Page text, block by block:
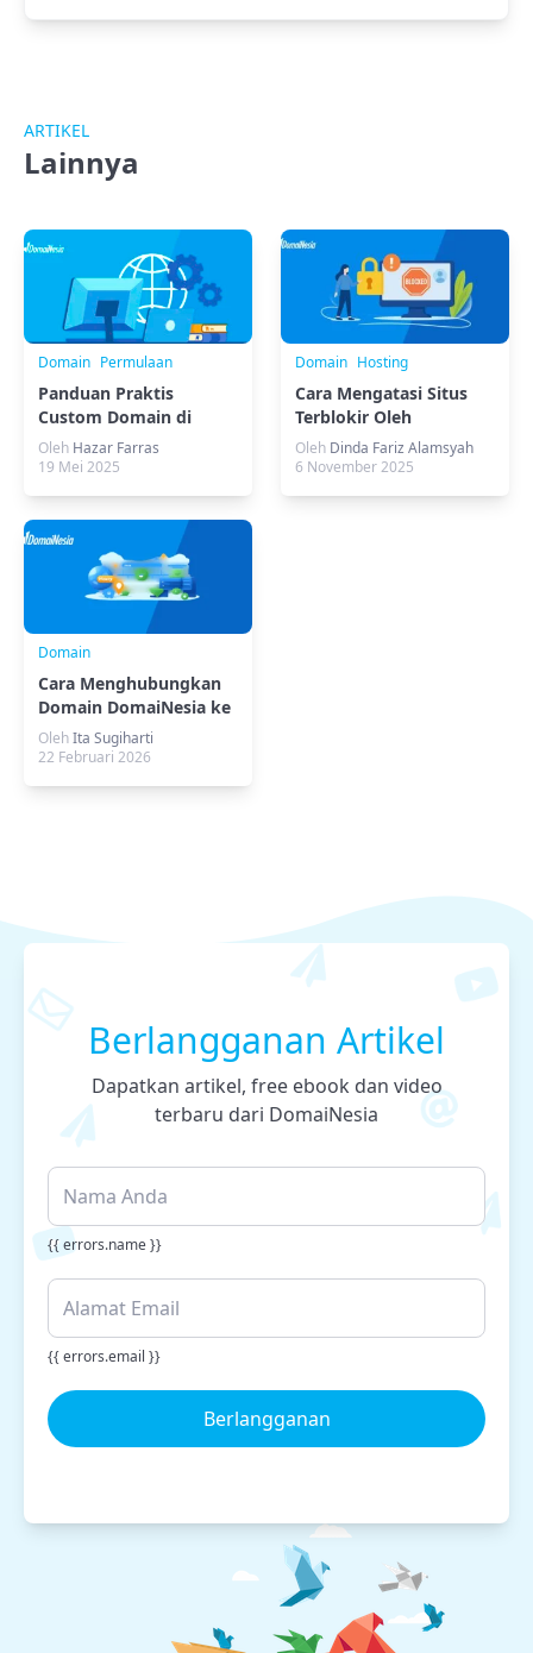
ARTIKEL
Lainnya
Domain Permulaan
Panduan Praktis
Custom Domain di
Vercel Tanpa Ribet
Oleh Hazar Farras
19 Mei 2025
Domain Hosting
Cara Mengatasi Situs
Terblokir Oleh
TrustPositif Komdigi
Oleh Dinda Fariz Alamsyah
6 November 2025
Domain
Cara Menghubungkan
Domain DomaiNesia ke
aaPanel, Mudah!
OlehIta Sugiharti
22 Februari 2026
Berlangganan Artikel
Dapatkan artikel, free ebook dan video
terbaru dari DomaiNesia
{{ errors.name }}
{{ errors.email }}
Berlangganan